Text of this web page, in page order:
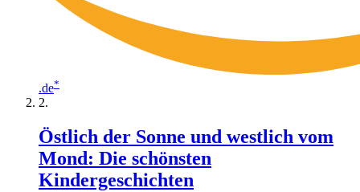
.de*
Östlich der Sonne und westlich vom
Mond: Die schönsten
Kindergeschichten